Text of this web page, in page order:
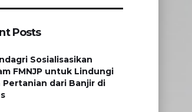
Posts
Sosialisasikan
FMNJP untuk Lindungi
Pertanian dari Banjir di